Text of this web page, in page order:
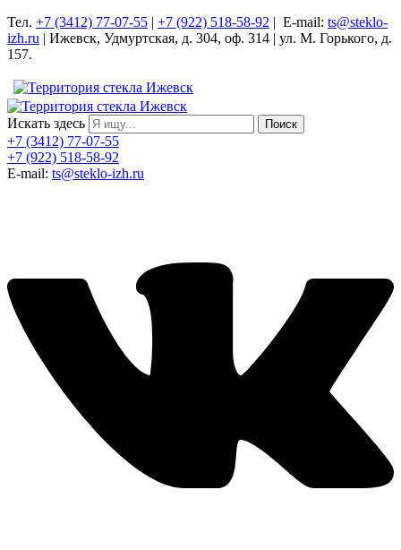
Тел. +7 (3412) 77-07-55 | +7 (922) 518-58-92 | E-mail: ts@steklo-
izh.ru | Ижевск, Удмуртская, д. 304, оф. 314 | ул. М. Горького, д.
157.
Искать здесь Поиск
+7 (3412) 77-07-55
+7 (922) 518-58-92
E-mail: ts@steklo-izh.ru